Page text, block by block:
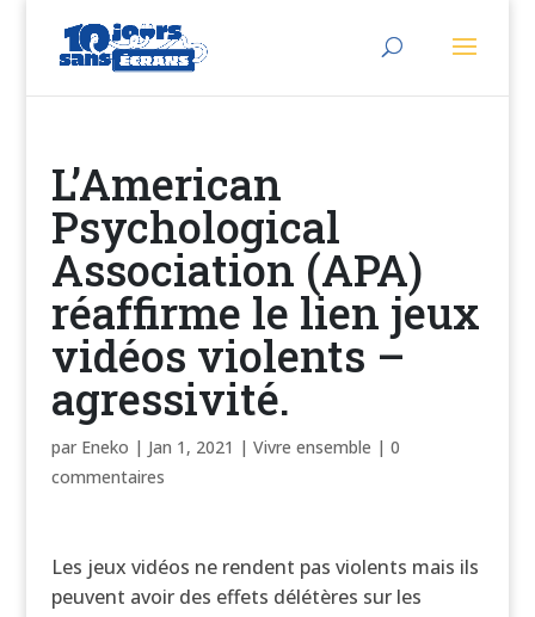
L’American
Psychological
Association (APA)
réaffirme le lien jeux
vidéos violents –
agressivité.
par Eneko | Jan 1, 2021 | Vivre ensemble | 0
commentaires
Les jeux vidéos ne rendent pas violents mais ils
peuvent avoir des effets délétères sur les